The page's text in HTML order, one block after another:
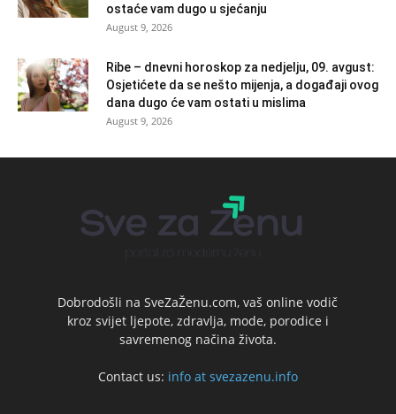
ostaće vam dugo u sjećanju
August 9, 2026
Ribe – dnevni horoskop za nedjelju, 09. avgust:
Osjetićete da se nešto mijenja, a događaji ovog
dana dugo će vam ostati u mislima
August 9, 2026
Dobrodošli na SveZaŽenu.com, vaš online vodič
kroz svijet ljepote, zdravlja, mode, porodice i
savremenog načina života.
Contact us: info at svezazenu.info